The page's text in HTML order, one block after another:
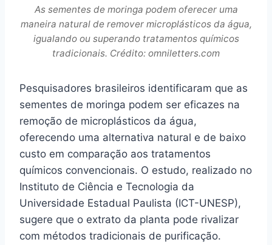
As sementes de moringa podem oferecer uma
maneira natural de remover microplásticos da água,
igualando ou superando tratamentos químicos
tradicionais. Crédito: omniletters.com
Pesquisadores brasileiros identificaram que as
sementes de moringa podem ser eficazes na
remoção de microplásticos da água,
oferecendo uma alternativa natural e de baixo
custo em comparação aos tratamentos
químicos convencionais. O estudo, realizado no
Instituto de Ciência e Tecnologia da
Universidade Estadual Paulista (ICT-UNESP),
sugere que o extrato da planta pode rivalizar
com métodos tradicionais de purificação.